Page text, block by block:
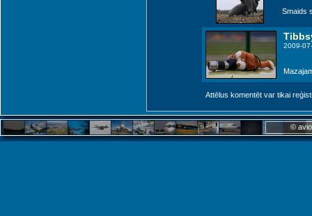
Smaids
2009-
Attēlus komentēt var tikai
©